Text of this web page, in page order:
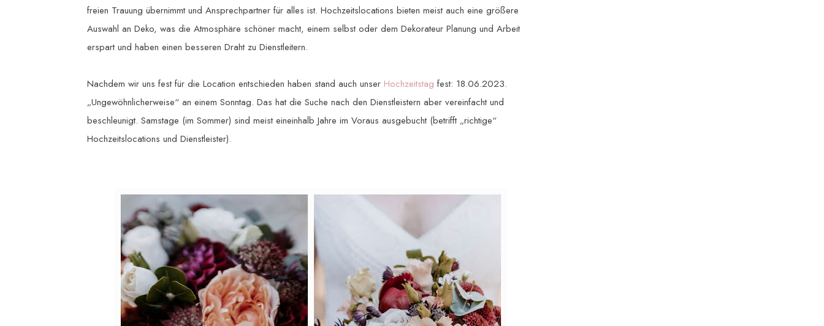
freien Trauung übernimmt und Ansprechpartner für alles ist. Hochzeitslocations bieten meist auch eine größere
Auswahl an Deko, was die Atmosphäre schöner macht, einem selbst oder dem Dekorateur Planung und Arbeit
erspart und haben einen besseren Draht zu Dienstleitern.
Nachdem wir uns fest für die Location entschieden haben stand auch unser Hochzeitstag fest: 18.06.2023.
„Ungewöhnlicherweise“ an einem Sonntag. Das hat die Suche nach den Dienstleistern aber vereinfacht und
beschleunigt. Samstage (im Sommer) sind meist eineinhalb Jahre im Voraus ausgebucht (betrifft „richtige“
Hochzeitslocations und Dienstleister).